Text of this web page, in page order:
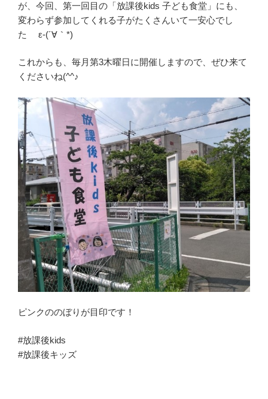
が、今回、第一回目の「放課後kids 子ども食堂」にも、
変わらず参加してくれる子がたくさんいて一安心でし
た ε-(´∀｀*)
これからも、毎月第3木曜日に開催しますので、ぜひ来て
くださいね(^^♪
ピンクののぼりが目印です！
#放課後kids
#放課後キッズ